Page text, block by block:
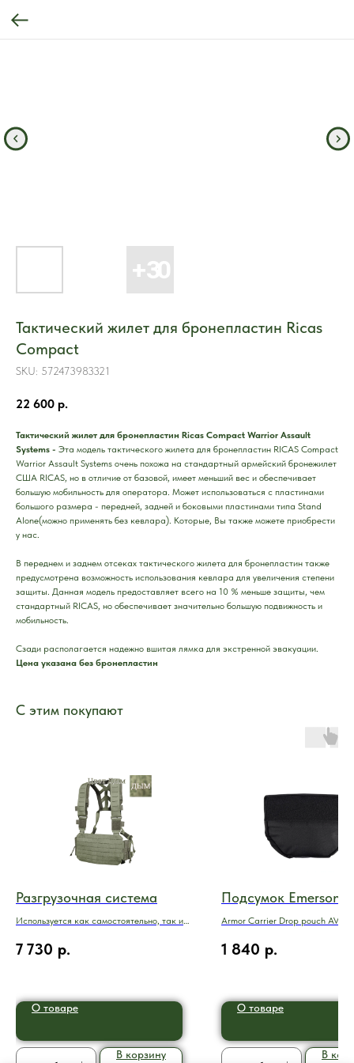
Тактический жилет для бронепластин Ricas
Compact
SKU: 572473983321
22 600 р.
Тактический жилет для бронепластин Ricas Compact Warrior Assault
Systems - Эта модель тактического жилета для бронепластин RICAS Compact
Warrior Assault Systems очень похожа на стандартный армейский бронежилет
США RICAS, но в отличие от базовой, имеет меньший вес и обеспечивает
большую мобильность для оператора. Может использоваться с пластинами
большого размера - передней, задней и боковыми пластинами типа Stand
Alone(можно применять без кевлара). Которые, Вы также можете приобрести
у нас.
В переднем и заднем отсеках тактического жилета для бронепластин также
предусмотрена возможность использования кевлара для увеличения степени
защиты. Данная модель предоставляет всего на 10 % меньше защиты, чем
стандартный RICAS, но обеспечивает значительно большую подвижность и
мобильность.
Сзади располагается надежно вшитая лямка для экстренной эвакуации.
Цена указана без бронепластин
С этим покупают
Разгрузочная система
Используется как самостоятельно, так и
7 730 р.
О товаре
В корзину
Подсумок Emerson
Armor Carrier Drop pouch AVS
1 840 р.
О товаре
В